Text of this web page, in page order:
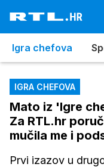
Igra chefova
IGRA CHEFOVA
Mato iz 'Igre
Za RTL.hr
mučila me i
Prvi izazov u